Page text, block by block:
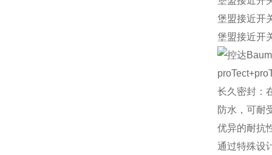
堡盟接近开
堡盟接近开
长久密封：
防水，可耐
优异的耐抗
通过特殊设